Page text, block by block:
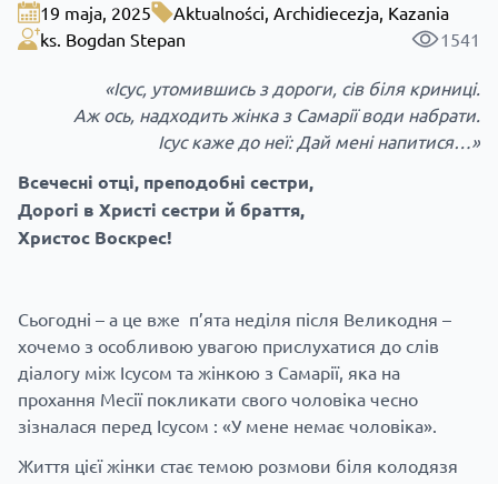
19 maja, 2025 Aktualności, Archidiecezja, Kazania
ks. Bogdan Stepan
1541
«Ісус, утомившись з дороги, сів біля криниці.
Аж ось, надходить жінка з Самарії води набрати.
Ісус каже до неї: Дай мені напитися…»
Всечесні отці, преподобні сестри,
Дорогі в Христі сестри й браття,
Христос Воскрес!
Сьогодні – а це вже п’ята неділя після Великодня –
хочемо з особливою увагою прислухатися до слів
діалогу між Ісусом та жінкою з Самарії, яка на
прохання Месії покликати свого чоловіка чесно
зізналася перед Ісусом : «У мене немає чоловіка».
Життя цієї жінки стає темою розмови біля колодязя